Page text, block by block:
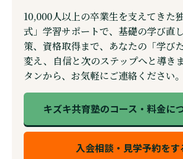
10,000人以上の卒業生を支えてきた
式」学習サポートで、基礎の学び直
策、資格取得まで、あなたの「学び
変え、自信と次のステップへと導き
タンから、お気軽にご連絡ください。
キズキ共育塾のコース・料金に
入会相談・見学予約をす